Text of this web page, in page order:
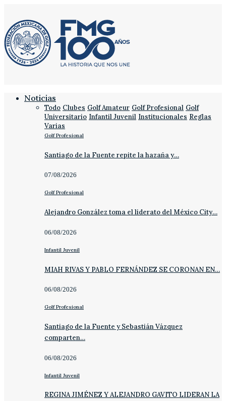
Noticias
Todo Clubes Golf Amateur Golf Profesional Golf
Universitario Infantil Juvenil Institucionales Reglas
Varias
Golf Profesional
Santiago de la Fuente repite la hazaña y…
07/08/2026
Golf Profesional
Alejandro González toma el liderato del México City…
06/08/2026
Infantil Juvenil
MIAH RIVAS Y PABLO FERNÁNDEZ SE CORONAN EN…
06/08/2026
Golf Profesional
Santiago de la Fuente y Sebastián Vázquez
comparten…
06/08/2026
Infantil Juvenil
REGINA JIMÉNEZ Y ALEJANDRO GAVITO LIDERAN LA